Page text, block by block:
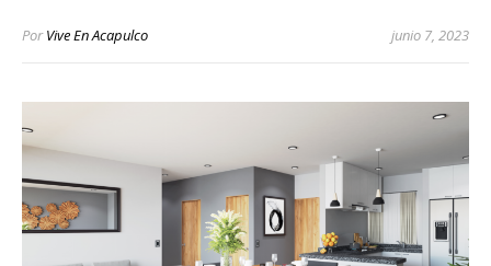
Por Vive En Acapulco junio 7, 2023